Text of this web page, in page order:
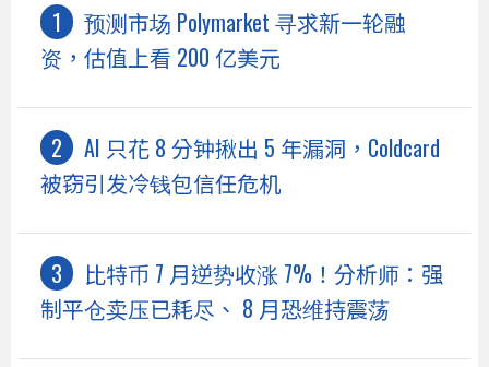
预测市场 Polymarket 寻求新一轮融
资，估值上看 200 亿美元
AI 只花 8 分钟揪出 5 年漏洞，Coldcard
被窃引发冷钱包信任危机
比特币 7 月逆势收涨 7%！分析师：强
制平仓卖压已耗尽、 8 月恐维持震荡